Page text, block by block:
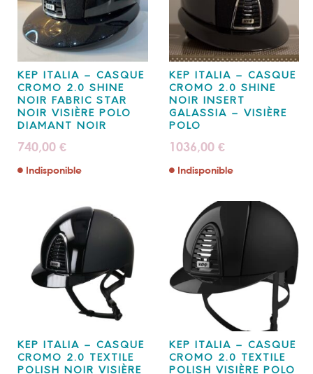
KEP ITALIA – CASQUE
CROMO 2.0 SHINE
NOIR FABRIC STAR
NOIR VISIÈRE POLO
DIAMANT NOIR
740,00 €
Indisponible
KEP ITALIA – CASQUE
CROMO 2.0 SHINE
NOIR INSERT
GALASSIA – VISIÈRE
POLO
1036,00 €
Indisponible
KEP ITALIA – CASQUE
CROMO 2.0 TEXTILE
POLISH NOIR VISIÈRE
KEP ITALIA – CASQUE
CROMO 2.0 TEXTILE
POLISH VISIÈRE POLO